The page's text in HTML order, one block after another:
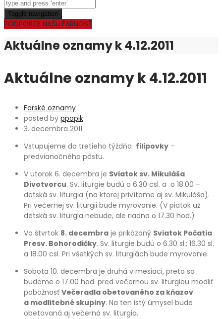
Toggle navigation
PODPORTE NAŠU FARNOSŤ
Aktuálne oznamy k 4.12.2011
Aktuálne oznamy k 4.12.2011
Farské oznamy
posted by ppopik
3. decembra 2011
Vstupujeme do tretieho týždňa filipovky –
predvianočného pôstu.
V utorok 6. decembra je Sviatok sv. Mikuláša
Divotvorcu. Sv. liturgie budú o 6.30 csl. a o 18.00 –
detská sv. liturgia (na ktorej privítame aj sv. Mikuláša).
Pri večernej sv. liturgii bude myrovanie. (V piatok už
detská sv. liturgia nebude, ale riadna o 17.30 hod.)
Vo štvrtok 8. decembra je prikázaný Sviatok Počatia
Presv. Bohorodičky. Sv. liturgie budú o 6.30 sl.; 16.30 sl.
a 18.00 csl. Pri všetkých sv. liturgiách bude myrovanie.
Sobota 10. decembra je druhá v mesiaci, preto sa
budeme o 17.00 hod. pred večernou sv. liturgiou modliť
pobožnosť Večeradla obetovaného za kňazov
a modlitebné skupiny. Na ten istý úmysel bude
obetovaná aj večerná sv. liturgia.